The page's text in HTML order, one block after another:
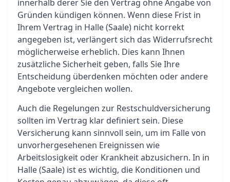
innerhalb derer Sie den Vertrag ohne Angabe von
Gründen kündigen können. Wenn diese Frist in
Ihrem Vertrag in Halle (Saale) nicht korrekt
angegeben ist, verlängert sich das Widerrufsrecht
möglicherweise erheblich. Dies kann Ihnen
zusätzliche Sicherheit geben, falls Sie Ihre
Entscheidung überdenken möchten oder andere
Angebote vergleichen wollen.
Auch die Regelungen zur Restschuldversicherung
sollten im Vertrag klar definiert sein. Diese
Versicherung kann sinnvoll sein, um im Falle von
unvorhergesehenen Ereignissen wie
Arbeitslosigkeit oder Krankheit abzusichern. In in
Halle (Saale) ist es wichtig, die Konditionen und